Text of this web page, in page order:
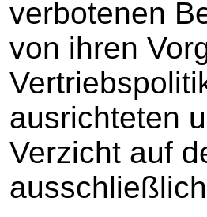
verbotenen
von ihren
ausrichteten
Verzicht auf